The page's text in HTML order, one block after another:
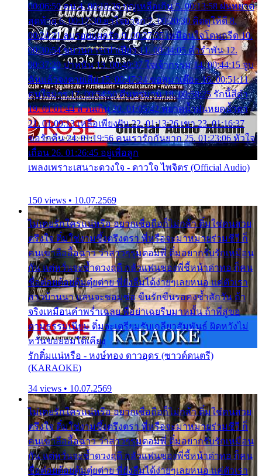
00:06:50 คน 4. 00:10:36 บุญเหลือเกิน 5. 00:13:58 ฝนหยาด
สุดท้าย 6. 00:17:30 ยาใจยาจก 7. 00:20:30 คิดดูให้ดี 8.
00:24:21 ลบรอยแผลรัก 9. 00:27:35 เหมือนใจโดนกรีด 10.
00:30:54 ขบวนการเปาเปียว 11. 00:34:05 คำรำพัน 12.
00:37:20 ปาหนัน 13. 00:40:37 ใจเจ้ากรรม 14. 00:44:15 จูบ
ฉันแล้วจงตายเสีย 15. 00:47:24 ขอสูมาเต๊อะ 16. 00:51:11
คนใจมาร 17. 00:54:50 คืนทรมาน 18. 00:58:25 รักนี้สีดำ
19. 01:01:44 ส่วนเกิน 20. 01:05:42 หยาดน้ำฝนหยดน้ำตา
21. 01:09:13 เหลือเพียงฝัน 22. 01:13:26 เขา 23. 01:16:37
ขอรักคืน 24. 01:19:56 คนเรารักกันยาก 25. 01:23:06 หัวใจ
เถื่อน 26. 01:26:45 อยู่เพื่อลูก
เพลงเพราะเสนาะดวงใจ - ดาวใจ ไพจิตร (Official Audio)
150 views • 10.07.2569
ไม่เคยรักใครแน่หรือ อยากเชื่อถือก็ไม่กล้า ติ๋มใช่คนสวย
ตรึงใจ ติ๋มใช่งามซึ้งตรึงตรา พี่หรือจะมาหมายร่วมชีวี ก็
คนเขาลืออื้อฉาว ว่าสาวๆรุมตอมพี่ ติ๋มอยากรับรักเหมือน
กัน แต่หวั่นจะช้ำดวงฤดี กลัวแฟนของพี่ชี้หน้าด่าทอ ก็คน
ชื่อต๋อยต้อยตุ้มตุ๋ยต่าย พี่ยังลืมได้ง่ายๆเลยหนอ แค่ตัวเรา
สาวบ้านนา แสนจะซอมซ่อ ขืนรักขืนรอคงช้ำสักวัน ถ้า
จริงเหมือนคำพร่ำเฉลย พี่อย่าเฉยรีบมาหมั้น ถ้าพี่สู่ขอ
ตามธรรมเนียม ติ๋มจะเตรียมรับเกลียวสัมพันธ์ ผิดหวังไม่
หวั่นขอยอมได้เคียง
รักติ๋มแน่หรือ - หงษ์ทอง ดาวอุดร (ซาวด์ดนตรี)
(KARAOKE)
34 views • 10.07.2569
ไม่เคยรักใครแน่หรือ อยากเชื่อถือก็ไม่กล้า ติ๋มใช่คนสวย
ตรึงใจ ติ๋มใช่งามซึ้งตรึงตรา พี่หรือจะมาหมายร่วมชีวี ก็
คนเขาลืออื้อฉาว ว่าสาวๆรุมตอมพี่ ติ๋มอยากรับรักเหมือน
กัน แต่หวั่นจะช้ำดวงฤดี กลัวแฟนของพี่ชี้หน้าด่าทอ ก็คน
ชื่อต๋อยต้อยตุ้มตุ๋ยต่าย พี่ยังลืมได้ง่ายๆเลยหนอ แค่ตัวเรา